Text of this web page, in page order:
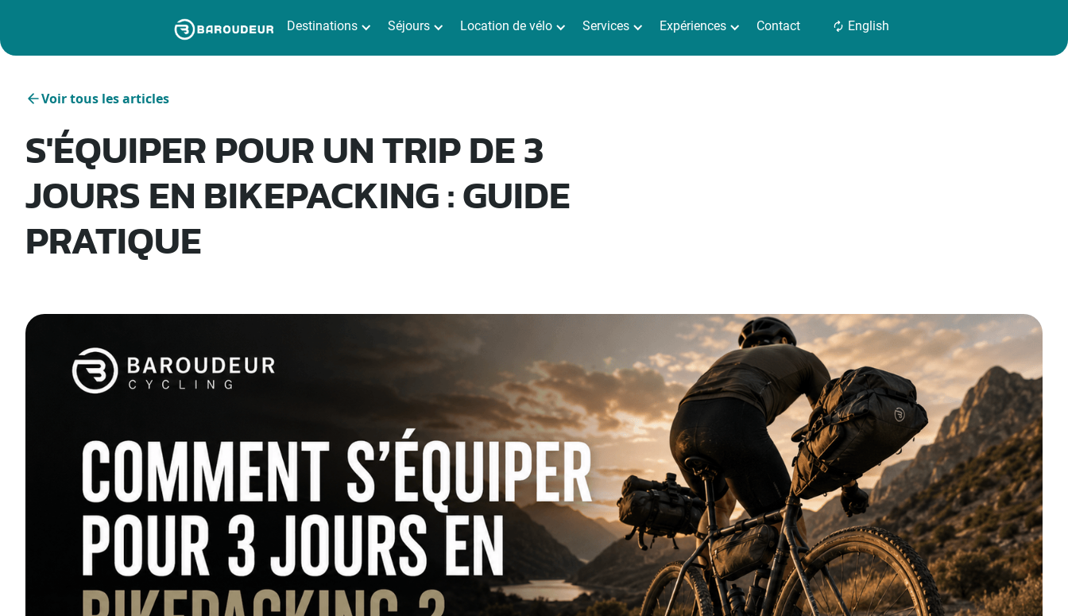
Destinations Séjours Location de vélo Services Expériences Contact English
Voir tous les articles
S'ÉQUIPER POUR UN TRIP DE 3
JOURS EN BIKEPACKING : GUIDE
PRATIQUE